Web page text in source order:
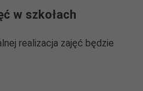
w szkołach
realizacja zajęć będzie